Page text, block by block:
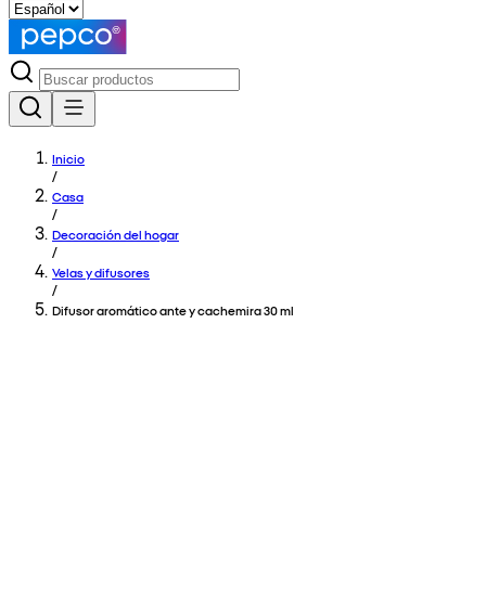
Inicio
/
Casa
/
Decoración del hogar
/
Velas y difusores
/
Difusor aromático ante y cachemira 30 ml